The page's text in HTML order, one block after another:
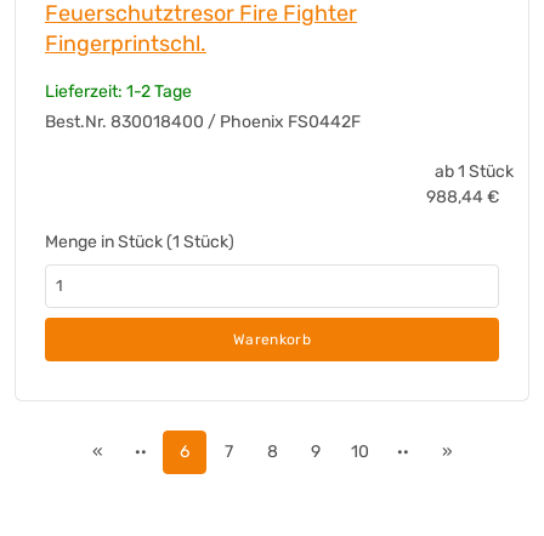
Feuerschutztresor Fire Fighter
Fingerprintschl.
Lieferzeit: 1-2 Tage
Best.Nr. 830018400 / Phoenix FS0442F
ab 1 Stück
988,44 €
Menge in Stück (1 Stück)
Warenkorb
« ·· 6 7 8 9 10 ·· »